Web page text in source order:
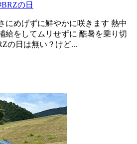
の日
にめげずに鮮やかに咲きます 熱中
給をしてムリせずに 酷暑を乗り切
の日は無い？けど...